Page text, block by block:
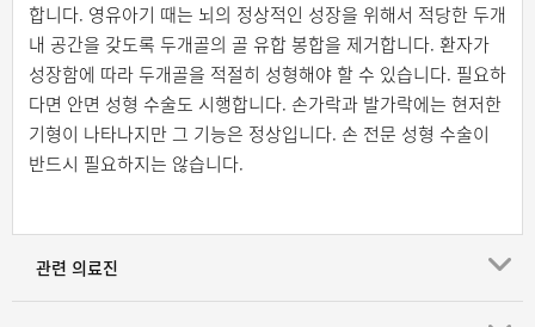
합니다. 영유아기 때는 뇌의 정상적인 성장을 위해서 적당한 두개
내 공간을 갖도록 두개골의 골 유합 봉합을 제거합니다. 환자가
성장함에 따라 두개골을 적절히 성형해야 할 수 있습니다. 필요하
다면 안면 성형 수술도 시행합니다. 손가락과 발가락에는 현저한
기형이 나타나지만 그 기능은 정상입니다. 손 전문 성형 수술이
반드시 필요하지는 않습니다.
관련 의료진